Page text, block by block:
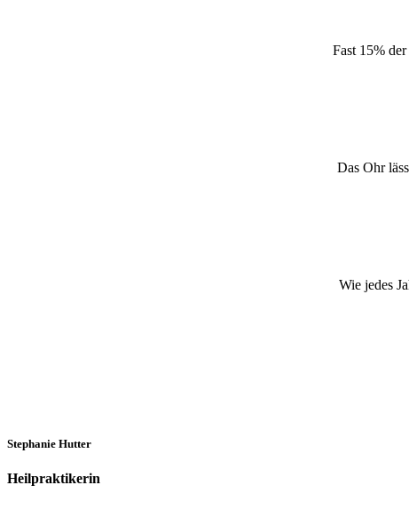
Fast 15%
Das Ohr
Wie jedes
Stephanie Hutter
Heilpraktikerin